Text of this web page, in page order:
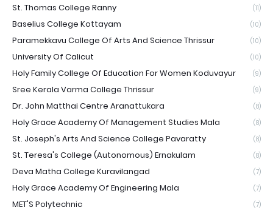
St. Thomas College Ranny (11)
Baselius College Kottayam (10)
Paramekkavu College Of Arts And Science Thrissur (10)
University Of Calicut (10)
Holy Family College Of Education For Women Koduvayur (9)
Sree Kerala Varma College Thrissur (9)
Dr. John Matthai Centre Aranattukara (8)
Holy Grace Academy Of Management Studies Mala (8)
St. Joseph's Arts And Science College Pavaratty (8)
St. Teresa's College (Autonomous) Ernakulam (8)
Deva Matha College Kuravilangad (7)
Holy Grace Academy Of Engineering Mala (7)
MET'S Polytechnic (7)